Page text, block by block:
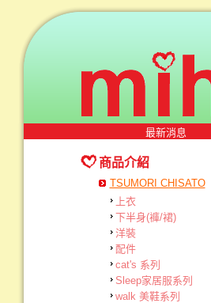
最新消息
商品介紹
TSUMORI CHISATO
上衣
下半身(褲/裙)
洋裝
配件
cat's 系列
Sleep家居服系列
walk 美鞋系列